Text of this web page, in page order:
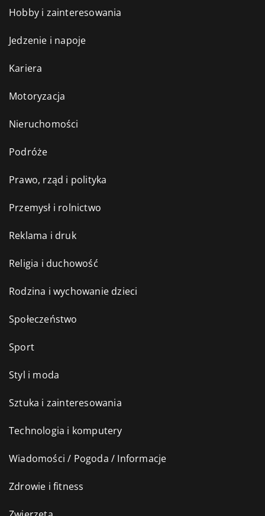
Hobby i zainteresowania
Jedzenie i napoje
Kariera
Motoryzacja
Nieruchomości
Podróże
Prawo, rząd i polityka
Przemysł i rolnictwo
Reklama i druk
Religia i duchowość
Rodzina i wychowanie dzieci
Społeczeństwo
Sport
Styl i moda
Sztuka i zainteresowania
Technologia i komputery
Wiadomości / Pogoda / Informacje
Zdrowie i fitness